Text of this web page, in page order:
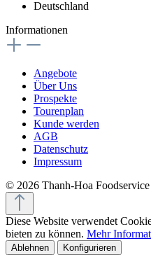
Deutschland
Informationen
Angebote
Über Uns
Prospekte
Tourenplan
Kunde werden
AGB
Datenschutz
Impressum
© 2026 Thanh-Hoa
Diese Website verwendet
bieten zu können. Mehr
Ablehnen Konfigurieren